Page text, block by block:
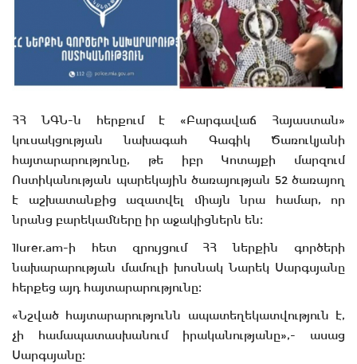
ՀՀ ՆԳՆ-ն հերքում է «Բարգավաճ Հայաստան»
կուսակցության նախագահ Գագիկ Ծառուկյանի
հայտարարությունը, թե իբր Կոտայքի մարզում
Ոստիկանության պարեկային ծառայության 52 ծառայող
է աշխատանքից ազատվել միայն նրա համար, որ
նրանց բարեկամները իր աջակիցներն են։
1lurer.am-ի հետ զրույցում ՀՀ ներքին գործերի
նախարարության մամուլի խոսնակ Նարեկ Սարգսյանը
հերքեց այդ հայտարարությունը։
«Նշված հայտարարությունն ապատեղեկատվություն է,
չի համապատասխանում իրականությանը»,- ասաց
Սարգսյանը։